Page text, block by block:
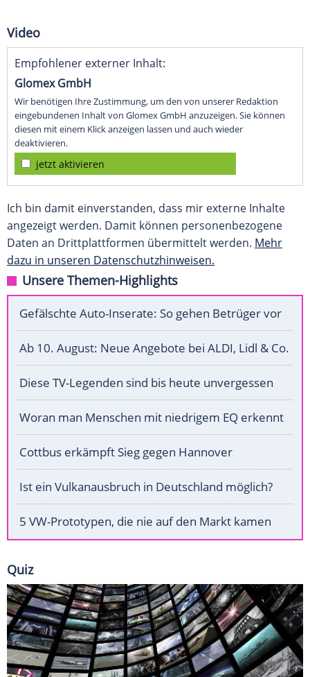
Video
Empfohlener externer Inhalt:
Glomex GmbH
Wir benötigen Ihre Zustimmung, um den von unserer Redaktion
eingebundenen Inhalt von Glomex GmbH anzuzeigen. Sie können
diesen mit einem Klick anzeigen lassen und auch wieder
deaktivieren.
jetzt aktivieren
Ich bin damit einverstanden, dass mir externe Inhalte
angezeigt werden. Damit können personenbezogene
Daten an Drittplattformen übermittelt werden. Mehr
dazu in unseren Datenschutzhinweisen.
Unsere Themen-Highlights
Gefälschte Auto-Inserate: So gehen Betrüger vor
Ab 10. August: Neue Angebote bei ALDI, Lidl & Co.
Diese TV-Legenden sind bis heute unvergessen
Woran man Menschen mit niedrigem EQ erkennt
Cottbus erkämpft Sieg gegen Hannover
Ist ein Vulkanausbruch in Deutschland möglich?
5 VW-Prototypen, die nie auf den Markt kamen
Quiz